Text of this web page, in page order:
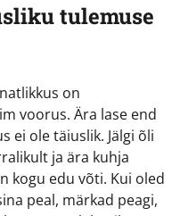
tulemuse
on
voorus. Ära lase end
ei ole täiuslik. Jälgi õli
ja ära kuhja
kogu edu võti. Kui oled
peal, märkad peagi,